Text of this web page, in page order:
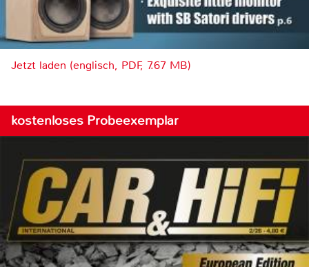
Jetzt laden (englisch, PDF, 7.67 MB)
kostenloses Probeexemplar